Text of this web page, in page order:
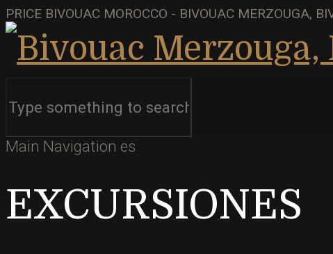
PRICE BIVOUAC MOROCCO - BIVOUAC MERZOUGA,
Main Navigation es
EXCURSIONES